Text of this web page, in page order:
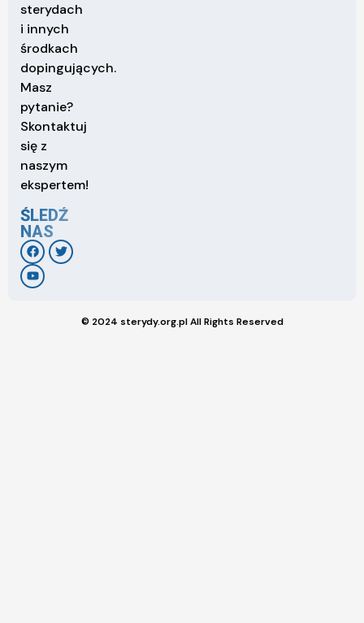
sterydach
i innych
środkach
dopingujących.
Masz
pytanie?
Skontaktuj
się z
naszym
ekspertem!
ŚLEDŹ
NAS
© 2024 sterydy.org.pl All Rights Reserved